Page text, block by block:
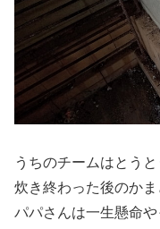
うちのチームはとう
炊き終わった後のかま
パパさんは一生懸命